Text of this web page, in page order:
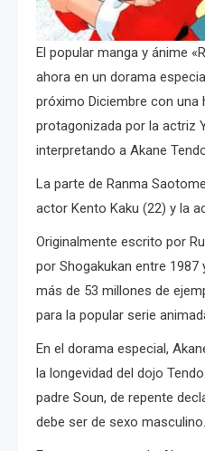
El popular manga y ánime
ahora en un dorama
próximo Diciembre con una
protagonizada por la actriz
interpretando a Akane
La parte de Ranma
actor Kento Kaku (22) y la
Originalmente escrito por
por Shogakukan entre 1987
más de 53 millones de
para la popular serie
En el dorama especial,
la longevidad del dojo
padre Soun, de repente
debe ser de sexo masculino.